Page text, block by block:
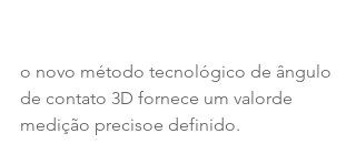
o novo método tecnológico de ângulo
de contato 3D fornece um valorde
medição precisoe definido.